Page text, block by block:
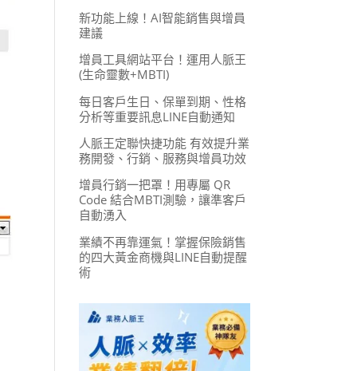
新功能上線！AI智能銷售與增員
建議
增員工具網站平台！運用人脈王
(生命靈數+MBTI)
每日客戶生日、保單到期、性格
分析等重要訊息LINE自動通知
人脈王定聯快捷功能 有效提升業
務開發、行銷、服務與增員功效
增員行銷一把罩！用專屬 QR
Code 結合MBTI測驗，讓準客戶
自動湧入
業績不再靠運氣！掌握保險銷售
的四大黃金商機與LINE自動提醒
術